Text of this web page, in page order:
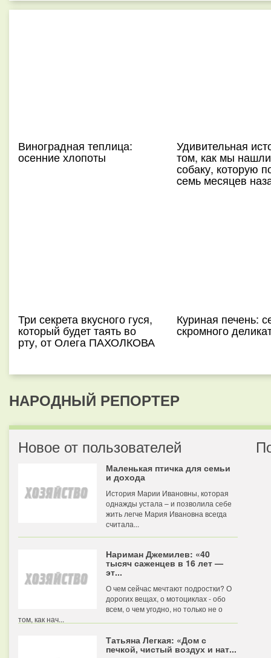
Виноградная теплица:
осенние хлопоты
Удивительная
том, как мы
собаку, которую
cемь месяцев
Три секрета вкусного гуся,
который будет таять во
рту, от Олега ПАХОЛКОВА
Куриная печень:
скромного
НАРОДНЫЙ РЕПОРТЕР
Новое от пользователей
Маленькая птичка для семьи
и дохода
История Марии Ивановны, которая
однажды устала – и позволила себе
жить легче Мария Ивановна всегда
считала...
Нариман Джемилев: «40
тысяч саженцев в 16 лет —
эт...
О чем сейчас мечтают подростки? О
дорогих вещах, о мотоциклах - обо
всем, о чем угодно, но только не о
том, как нач...
Татьяна Легкая: «Дом с
печкой, чистый воздух и нат...